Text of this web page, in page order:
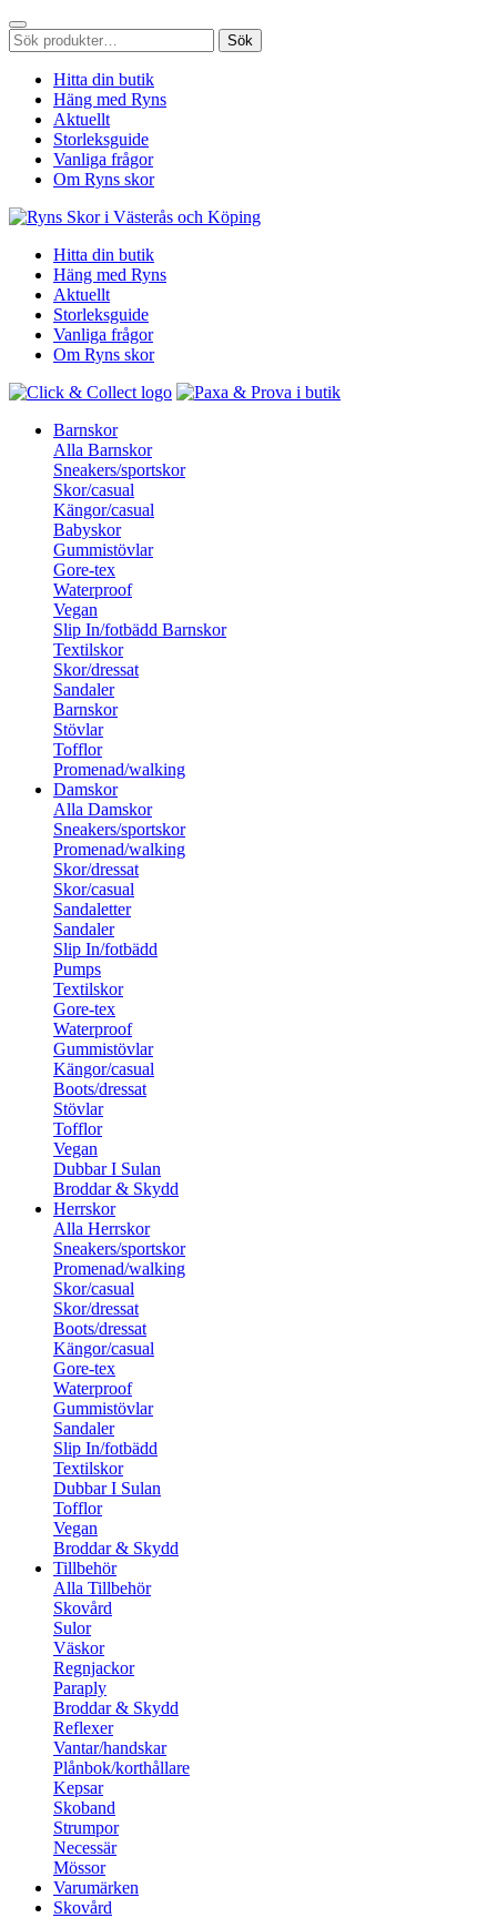
Sök
efter:
Sök
Hitta din butik
Häng med Ryns
Aktuellt
Storleksguide
Vanliga frågor
Om Ryns skor
Hitta din butik
Häng med Ryns
Aktuellt
Storleksguide
Vanliga frågor
Om Ryns skor
Barnskor
Alla Barnskor
Sneakers/sportskor
Skor/casual
Kängor/casual
Babyskor
Gummistövlar
Gore-tex
Waterproof
Vegan
Slip In/fotbädd Barnskor
Textilskor
Skor/dressat
Sandaler
Barnskor
Stövlar
Tofflor
Promenad/walking
Damskor
Alla Damskor
Sneakers/sportskor
Promenad/walking
Skor/dressat
Skor/casual
Sandaletter
Sandaler
Slip In/fotbädd
Pumps
Textilskor
Gore-tex
Waterproof
Gummistövlar
Kängor/casual
Boots/dressat
Stövlar
Tofflor
Vegan
Dubbar I Sulan
Broddar & Skydd
Herrskor
Alla Herrskor
Sneakers/sportskor
Promenad/walking
Skor/casual
Skor/dressat
Boots/dressat
Kängor/casual
Gore-tex
Waterproof
Gummistövlar
Sandaler
Slip In/fotbädd
Textilskor
Dubbar I Sulan
Tofflor
Vegan
Broddar & Skydd
Tillbehör
Alla Tillbehör
Skovård
Sulor
Väskor
Regnjackor
Paraply
Broddar & Skydd
Reflexer
Vantar/handskar
Plånbok/korthållare
Kepsar
Skoband
Strumpor
Necessär
Mössor
Varumärken
Skovård